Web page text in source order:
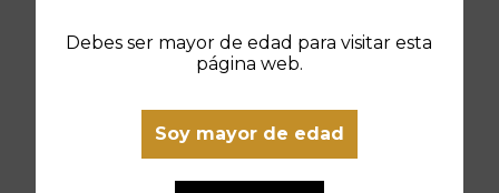
Debes ser mayor de edad para visitar esta
página web.
Soy mayor de edad